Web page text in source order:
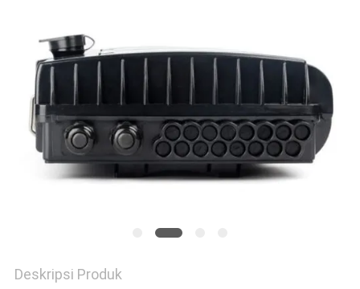
Deskripsi Produk